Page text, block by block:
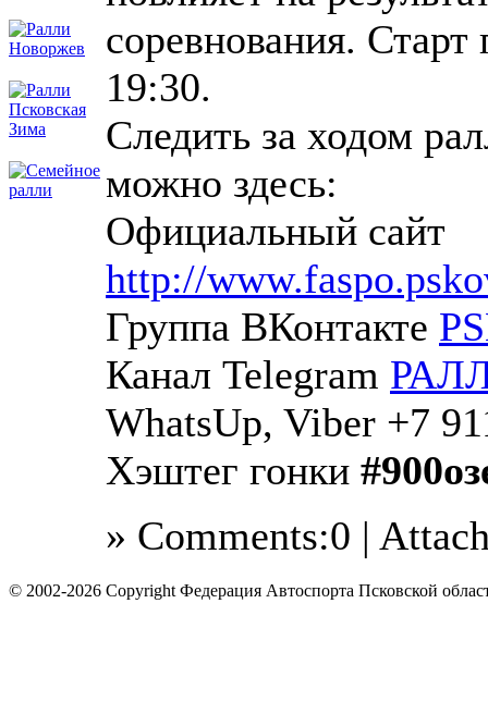
соревнования.
19:30.
Следить за ходом
можно здесь:
Официальный сайт
http://
Группа ВКонтакте
Канал Telegram
WhatsUp, Viber +7
Хэштег гонки
» Comments:0 |
© 2002-2026 Copyright Федерация Автоспорта Псковской